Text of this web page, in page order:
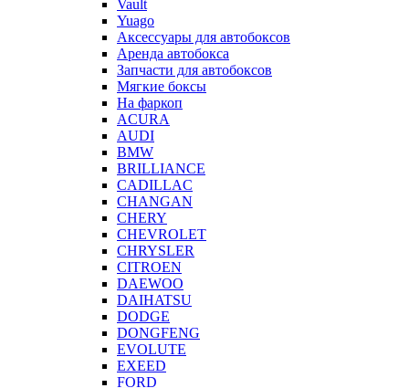
Vault
Yuago
Аксессуары для автобоксов
Аренда автобокса
Запчасти для автобоксов
Мягкие боксы
На фаркоп
ACURA
AUDI
BMW
BRILLIANCE
CADILLAC
CHANGAN
CHERY
CHEVROLET
CHRYSLER
CITROEN
DAEWOO
DAIHATSU
DODGE
DONGFENG
EVOLUTE
EXEED
FORD